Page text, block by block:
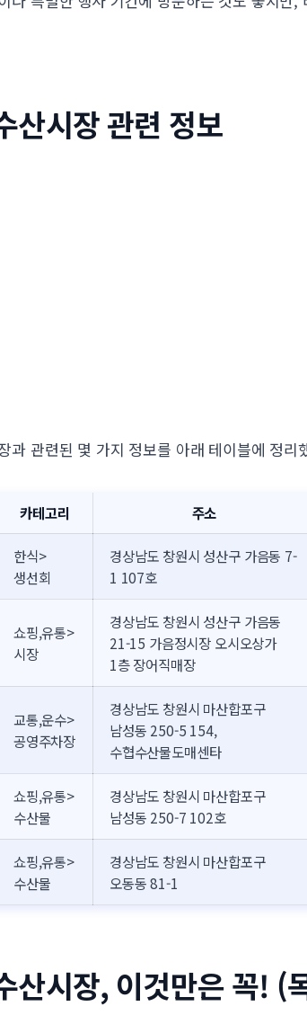
산시장 관련 정보
과 관련된 몇 가지 정보를 아래 테이블에 정
카테고리 주소
한식>
생선회
경상남도 창원시 성산구 가음동 7-
1 107호
쇼핑,유통>
시장
경상남도 창원시 성산구 가음동
21-15 가음정시장 오시오상가
1층 장어직매장
교통,운수>
공영주차장
경상남도 창원시 마산합포구
남성동 250-5 154,
수협수산물도매센타
쇼핑,유통>
수산물
경상남도 창원시 마산합포구
남성동 250-7 102호
쇼핑,유통>
수산물
경상남도 창원시 마산합포구
오동동 81-1
산시장, 이것만은 꼭! (